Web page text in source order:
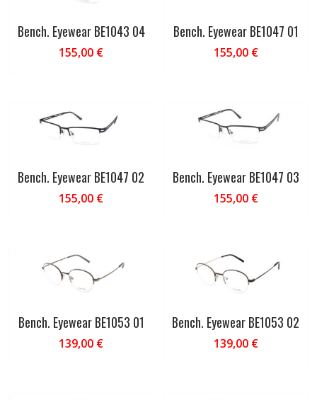
Bench. Eyewear BE1043 04
155,00 €
Bench. Eyewear BE1047 01
155,00 €
Bench. Eyewear BE1047 02
155,00 €
Bench. Eyewear BE1047 03
155,00 €
Bench. Eyewear BE1053 01
139,00 €
Bench. Eyewear BE1053 02
139,00 €